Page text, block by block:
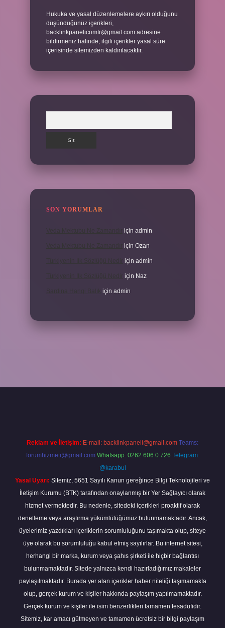
Hukuka ve yasal düzenlemelere aykırı olduğunu
düşündüğünüz içerikleri,
backlinkpanelicomtr@gmail.com adresine
bildirmeniz halinde, ilgili içerikler yasal süre
içerisinde sitemizden kaldırılacaktır.
SON YORUMLAR
için admin
için Ozan
için admin
için Naz
için admin
Reklam ve İletişim: E-mail: backlinkpaneli@gmail.com Teams:
forumhizmeti@gmail.com Whatsapp: 0262 606 0 726 Telegram:
@karabul
Yasal Uyarı: Sitemiz, 5651 Sayılı Kanun gereğince Bilgi Teknolojileri ve
İletişim Kurumu (BTK) tarafından onaylanmış bir Yer Sağlayıcı olarak
hizmet vermektedir. Bu nedenle, sitedeki içerikleri proaktif olarak
denetleme veya araştırma yükümlülüğümüz bulunmamaktadır. Ancak,
üyelerimiz yazdıkları içeriklerin sorumluluğunu taşımakta olup, siteye
üye olarak bu sorumluluğu kabul etmiş sayılırlar. Bu internet sitesi,
herhangi bir marka, kurum veya şahıs şirketi ile hiçbir bağlantısı
bulunmamaktadır. Sitede yalnızca kendi hazırladığımız makaleler
paylaşılmaktadır. Burada yer alan içerikler haber niteliği taşımamakta
olup, gerçek kurum ve kişiler hakkında paylaşım yapılmamaktadır.
Gerçek kurum ve kişiler ile isim benzerlikleri tamamen tesadüfidir.
Sitemiz, kar amacı gütmeyen ve tamamen ücretsiz bir bilgi paylaşım